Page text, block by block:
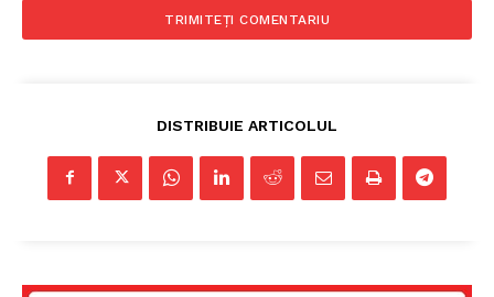
Un proiect
DISTRIBUIE ARTICOLUL